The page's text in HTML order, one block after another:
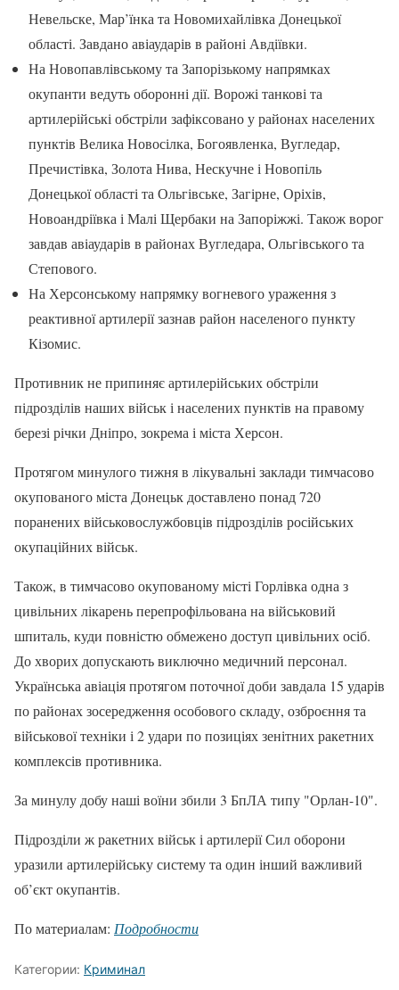
Невельске, Мар’їнка та Новомихайлівка Донецької
області. Завдано авіаударів в районі Авдіївки.
На Новопавлівському та Запорізькому напрямках
окупанти ведуть оборонні дії. Ворожі танкові та
артилерійські обстріли зафіксовано у районах населених
пунктів Велика Новосілка, Богоявленка, Вугледар,
Пречистівка, Золота Нива, Нескучне і Новопіль
Донецької області та Ольгівське, Загірне, Оріхів,
Новоандріївка і Малі Щербаки на Запоріжжі. Також ворог
завдав авіаударів в районах Вугледара, Ольгівського та
Степового.
На Херсонському напрямку вогневого ураження з
реактивної артилерії зазнав район населеного пункту
Кізомис.
Противник не припиняє артилерійських обстріли
підрозділів наших військ і населених пунктів на правому
березі річки Дніпро, зокрема і міста Херсон.
Протягом минулого тижня в лікувальні заклади тимчасово
окупованого міста Донецьк доставлено понад 720
поранених військовослужбовців підрозділів російських
окупаційних військ.
Також, в тимчасово окупованому місті Горлівка одна з
цивільних лікарень перепрофільована на військовий
шпиталь, куди повністю обмежено доступ цивільних осіб.
До хворих допускають виключно медичний персонал.
Українська авіація протягом поточної доби завдала 15 ударів
по районах зосередження особового складу, озброєння та
військової техніки і 2 удари по позиціях зенітних ракетних
комплексів противника.
За минулу добу наші воїни збили 3 БпЛА типу "Орлан-10".
Підрозділи ж ракетних військ і артилерії Сил оборони
уразили артилерійську систему та один інший важливий
об’єкт окупантів.
По материалам: Подробности
Категории: Криминал